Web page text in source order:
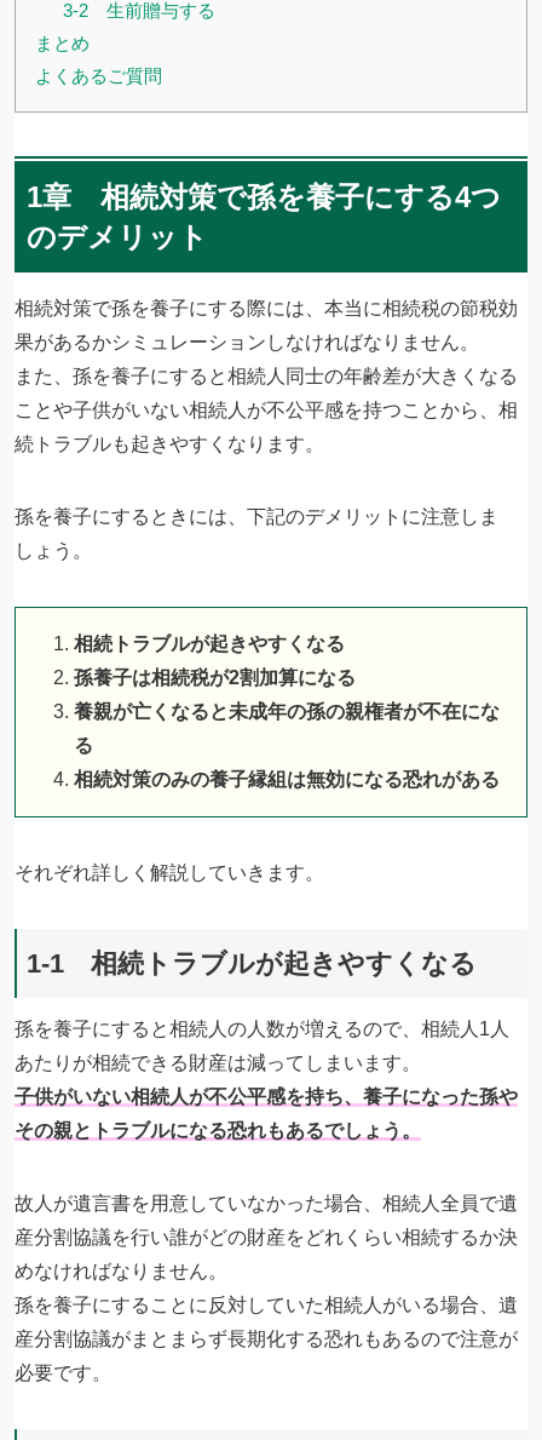
3-2 生前贈与する
まとめ
よくあるご質問
1章 相続対策で孫を養子にする4つ
のデメリット
相続対策で孫を養子にする際には、本当に相続税の節税効
果があるかシミュレーションしなければなりません。
また、孫を養子にすると相続人同士の年齢差が大きくなる
ことや子供がいない相続人が不公平感を持つことから、相
続トラブルも起きやすくなります。
孫を養子にするときには、下記のデメリットに注意しま
しょう。
相続トラブルが起きやすくなる
孫養子は相続税が2割加算になる
養親が亡くなると未成年の孫の親権者が不在にな
る
相続対策のみの養子縁組は無効になる恐れがある
それぞれ詳しく解説していきます。
1-1 相続トラブルが起きやすくなる
孫を養子にすると相続人の人数が増えるので、相続人1人
あたりが相続できる財産は減ってしまいます。
子供がいない相続人が不公平感を持ち、養子になった孫や
その親とトラブルになる恐れもあるでしょう。
故人が遺言書を用意していなかった場合、相続人全員で遺
産分割協議を行い誰がどの財産をどれくらい相続するか決
めなければなりません。
孫を養子にすることに反対していた相続人がいる場合、遺
産分割協議がまとまらず長期化する恐れもあるので注意が
必要です。